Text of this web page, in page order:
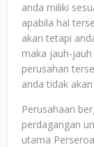
anda miliki
apabila hal
akan tetapi
maka jauh-
perusahan
anda tidak
Perusahaan
perdagangan
utama